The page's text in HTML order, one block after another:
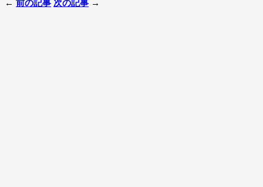
← 前の記事 次の記事 →